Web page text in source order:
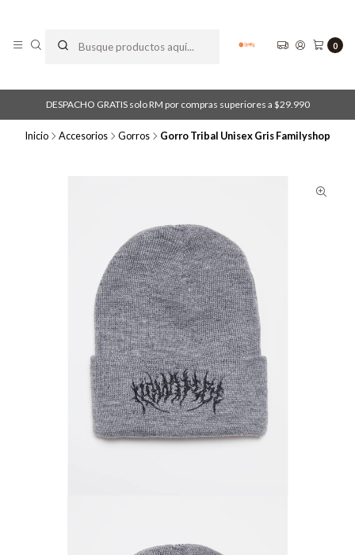
0
DESPACHO GRATIS solo RM por compras superiores a $29.990
Inicio Accesorios Gorros Gorro Tribal Unisex Gris Familyshop